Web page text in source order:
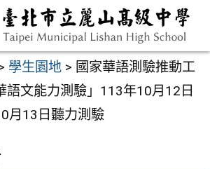
學生園地 > 國家華語測驗推動工
語文能力測驗」113年10月12日
月13日聽力測驗